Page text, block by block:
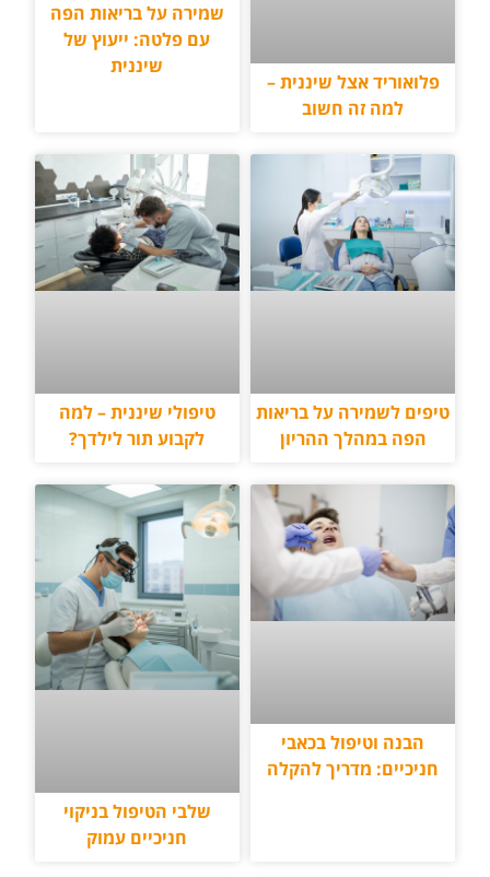
פלואוריד אצל שיננית –
למה זה חשוב
שמירה על בריאות הפה
עם פלטה: ייעוץ של
שיננית
טיפים לשמירה על בריאות
הפה במהלך ההריון
טיפולי שיננית – למה
לקבוע תור לילדך?
הבנה וטיפול בכאבי
חניכיים: מדריך להקלה
שלבי הטיפול בניקוי
חניכיים עמוק